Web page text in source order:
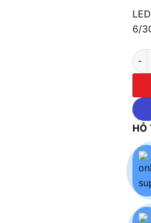
6/
HỖ